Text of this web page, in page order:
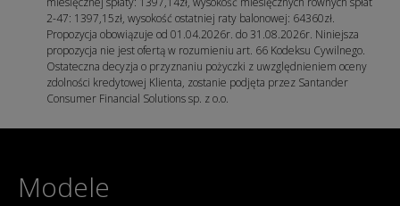
2-47: 1397,15zł, wysokość ostatniej raty balonowej: 64360zł.
Propozycja obowiązuje od 01.04.2026r. do 31.08.2026r. Niniejsza
propozycja nie jest ofertą w rozumieniu art. 66 Kodeksu Cywilnego.
Ostateczna decyzja o przyznaniu pożyczki z uwzględnieniem oceny
zdolności kredytowej Klienta, zostanie podjęta przez Santander
Consumer Financial Solutions sp. z o.o.
Modele